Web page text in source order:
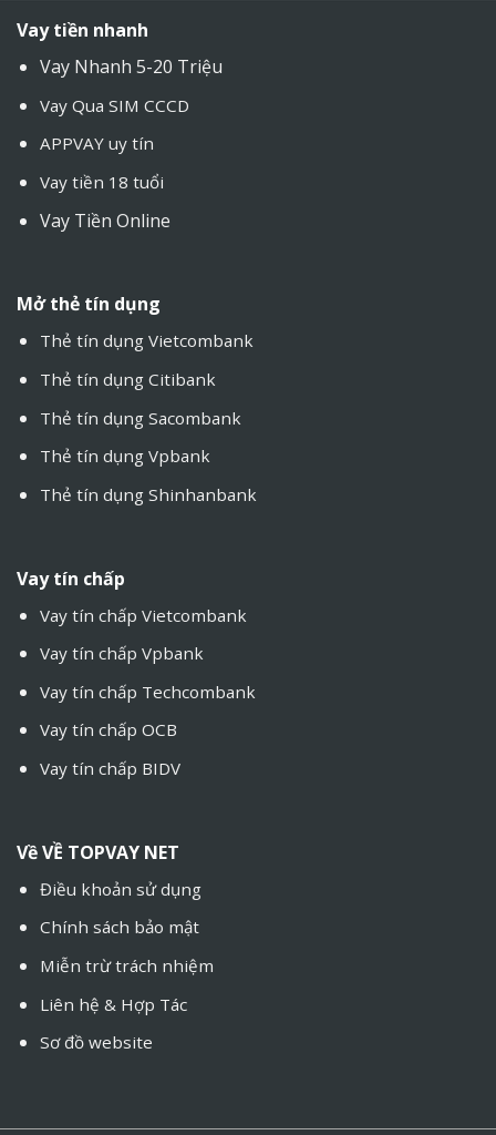
Vay tiền nhanh
Vay Nhanh 5-20 Triệu
Vay Qua SIM CCCD
APPVAY uy tín
Vay tiền 18 tuổi
Vay Tiền Online
Mở thẻ tín dụng
Thẻ tín dụng Vietcombank
Thẻ tín dụng Citibank
Thẻ tín dụng Sacombank
Thẻ tín dụng Vpbank
Thẻ tín dụng Shinhanbank
Vay tín chấp
Vay tín chấp Vietcombank
Vay tín chấp Vpbank
Vay tín chấp Techcombank
Vay tín chấp OCB
Vay tín chấp BIDV
VềVỀ TOPVAY NET
Điều khoản sử dụng
Chính sách bảo mật
Miễn trừ trách nhiệm
Liên hệ & Hợp Tác
Sơ đồ website